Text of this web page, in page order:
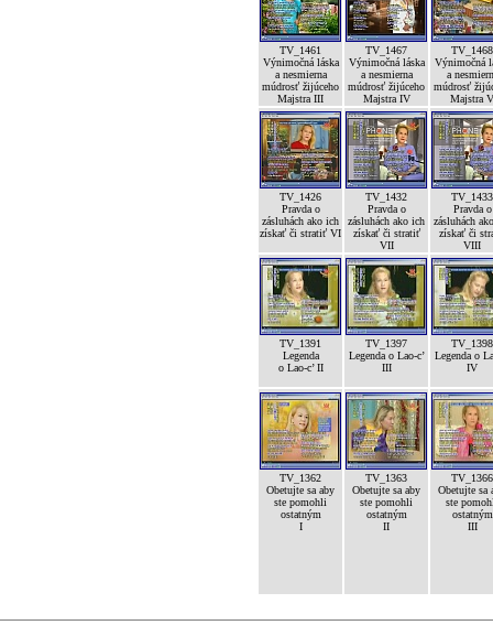
TV_1461
Výnimočná láska
a nesmierna
múdrosť žijúceho
Majstra III
TV_1467
Výnimočná láska
a nesmierna
múdrosť žijúceho
Majstra IV
TV_1468
Výnimočná
a
múdrosť
Majstra V
TV_1426
Pravda o
zásluhách ako ich
získať či stratiť VI
TV_1432
Pravda o
zásluhách ako ich
získať či stratiť
VII
TV_1433
Pravda o
zásluhách
získať či
VIII
TV_1391
Legenda
o Lao-c’ II
TV_1397
Legenda o Lao-c’
III
TV_1398
Legenda o
IV
TV_1362
Obetujte sa aby
ste pomohli
ostatným
I
TV_1363
Obetujte sa aby
ste pomohli
ostatným
II
TV_1366
Obetujte sa
ste
ostatným
III